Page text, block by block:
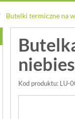
Butelki termiczne na
Kod produktu: LU-